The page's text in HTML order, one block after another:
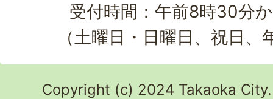
受付時間：午前8時30分
（土曜日・日曜日、祝日
Copyright (c) 2024 Takaoka